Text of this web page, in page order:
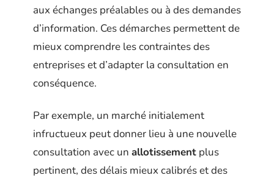
aux échanges préalables ou à des demandes
d’information. Ces démarches permettent de
mieux comprendre les contraintes des
entreprises et d’adapter la consultation en
conséquence.
Par exemple, un marché initialement
infructueux peut donner lieu à une nouvelle
consultation avec un allotissement plus
pertinent, des délais mieux calibrés et des